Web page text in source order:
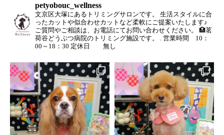
petyobouc_wellness
文京区大塚にあるトリミングサロンです。
生活スタイルに合
ったカットや似合わせカットなど柔軟にご提案いたします♪
ご質問やご相談は、お電話にてお問い合わせください。
🏥茗
荷谷どうぶつ病院のトリミング施設です。
営業時間 10：
00～18：30 定休日 無し